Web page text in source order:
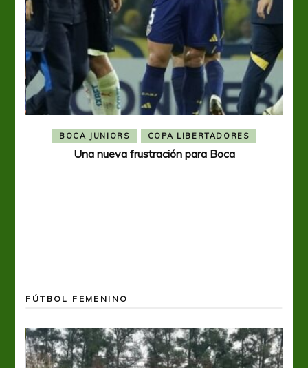
BOCA JUNIORS COPA LIBERTADORES
Una nueva frustración para Boca
FÚTBOL FEMENINO